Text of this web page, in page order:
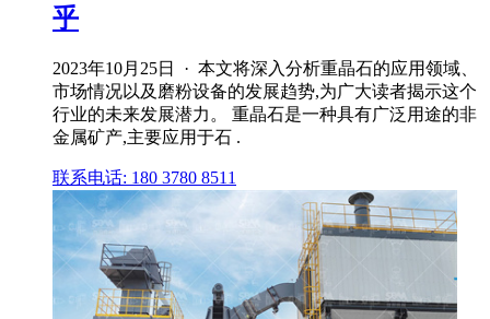
乎
2023年10月25日 · 本文将深入分析重晶石的应用领域、
市场情况以及磨粉设备的发展趋势,为广大读者揭示这个
行业的未来发展潜力。 重晶石是一种具有广泛用途的非
金属矿产,主要应用于石 .
联系电话: 180 3780 8511